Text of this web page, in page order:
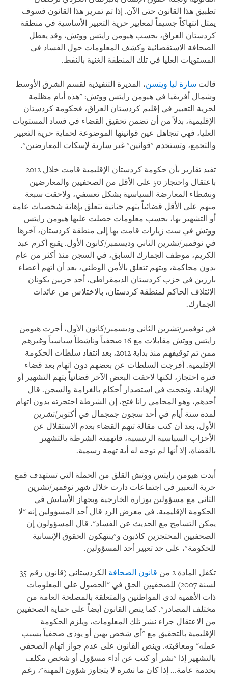
تطبيق هذا القانون حتى الآن. إذا تم تمرير هذا القانون فسوف
يمثل انتهاكاً جسيماً لمعايير حرية التعبير الأساسية في منطقة
كردستان العراق، بحسب هيومن رايتس ووتش، وقد يعطل
الصحافة الاستقصائية وكشف المعلومات حول الفساد في
المستويات العليا في تلك المنطقة الغنية بالنفط.
قالت سارة ليا ويتسن، المديرة التنفيذية لقسم الشرق الأوسط
وشمال أفريقيا في هيومن رايتس ووتش: "هذه أيام مظلمة
لحرية التعبير في إقليم كردستان العراق، فحكومة كردستان
الإقليمية، بدلاً من أن تضمن تحقيق القضاء في فساد المستويات
العليا، فهي تتجاهل عين قوانينها الموضوعة لحماية حرية التعبير
والتجمع، وتستخدم "قوانين" غير سارية لإسكات المعارضين".
تفيد تقارير بأن حكومة كردستان الإقليمية قامت خلال 2012
باعتقال واحتجاز 50 على الأقل من الصحفيين والمعارضين
ونشطاء المعارضة السياسية بشكل تعسفي، ولاحقت سبعة
منهم على الأقل قضائياً بتهم جنائية تتعلق بإهانة شخصيات عامة
أو التشهير بها، بحسب معلومات حصلت عليها هيومن رايتس
ووتش في ست زيارات قامت بها إلى منطقة كردستان، آخرها
في نوفمبر/تشرين الثاني وديسمبر/كانون الأول. يقبع أكرم عبد
الكريم، موظف الجمارك السابق، في السجن منذ أكثر من عام
بدون محاكمة، وبتهم تتعلق بالأمن الوطني، بعد أن اتهم أعضاء
بارزين في حزب كردستان الديمقراطي، أحد حزبين يكونان
الائتلاف الحاكم لمنطقة كردستان، بالاختلاس من عائدات
الجمارك.
في نوفمبر/تشرين الثاني وديسمبر/كانون الأول، أجرت هيومن
رايتس ووتش مقابلات مع 16 صحفياً وناشطاً سياسياً وغيرهم
ممن تم توقيفهم منذ بداية 2012، بعد انتقاد سلطات الحكومة
الإقليمية. أفرجت السلطات عن بعضهم دون اتهام بعد قضاء
فترة احتجاز، لكنها لاحقت البعض الآخر قضائياً بتهم التشهير أو
الإهانة، ونجحت في استصدار أحكام بالغرامة والسجن. قال
أحدهم، وهو المحامي زانا فتح، إن الشرطة احتجزته بدون اتهام
لمدة ستة أيام في أحد سجون جمجمال في أكتوبر/تشرين
الأول، بعد أن كتب مقالة تتهم القضاء بعدم الاستقلال عن
الأحزاب السياسية الرئيسية، فاتهمته الشرطة بالتشهير
بالقضاة، إلا أنها لم توجه له أية تهمة رسمية.
أبدت هيومن رايتس ووتش القلق من الحملة التي تستهدف قمع
حرية التعبير فى اجتماعات دارت خلال شهر نوفمبر/تشرين
الثاني مع مسؤولين بوزارة الخارجية وبجهاز الأسايش في
الحكومة الإقليمية. في معرض الرد قال أحد المسؤولين إنه "لا
يمكن التسامح مع الحديث عن الفساد". قال المسؤولون إن
الصحفيين المحتجزين كاذبون و"ينتهكون الحقوق الإنسانية
للحكومة"، على حد تعبير أحد المسؤولين.
تكفل المادة 2 من قانون الصحافة
الكردستاني (قانون رقم 35
لسنة 2007) للصحفيين الحق في "الحصول على المعلومات
ذات الأهمية لدى المواطنين والمتعلقة بالمصلحة العامة من
مختلف المصادر". كما ينص القانون أيضاً على حماية الصحفيين
من الاعتقال جراء نشر تلك المعلومات، ويلزم الحكومة
الإقليمية بالتحقيق مع "أي شخص يهين أو يؤذي صحفياً بسبب
عمله" ومعاقبته. وينص القانون على عدم جواز اتهام الصحفي
بالتشهير إذا "نشر أو كتب عن أداء مسؤول أو شخص مكلف
بخدمة عامة... إذا كان ما نشره لا يتجاوز شؤون المهنة"، رغم